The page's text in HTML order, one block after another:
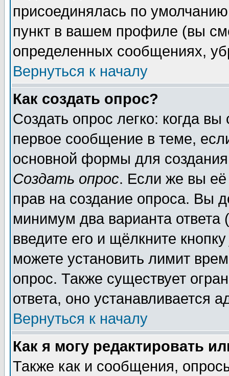
присоединялась по
пункт в вашем профиле (вы
определенных сообщениях,
Вернуться к началу
Как создать опрос?
Создать опрос легко: когда
первое сообщение в теме,
основной формы для
Создать опрос. Если же вы её
прав на создание опроса. Вы
минимум два варианта ответа
введите его и щёлкните
можете установить лимит
опрос. Также существует
ответа, оно устанавливается
Вернуться к началу
Как я могу редактировать
Также как и сообщения,